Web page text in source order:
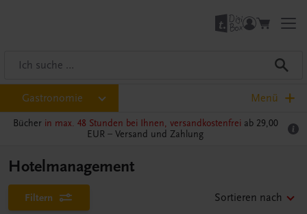
Gastronomie Menü
Bücher in max. 48 Stunden bei Ihnen, versandkostenfrei ab 29,00
EUR – Versand und Zahlung
Hotelmanagement
Filtern Sortieren nach